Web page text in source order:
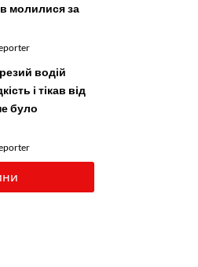
молилися за
водій
і тікав від
було